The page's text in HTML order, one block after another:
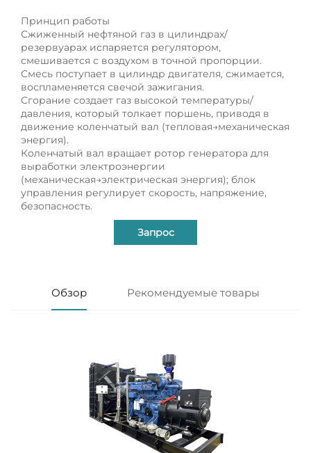
Принцип работы
Сжиженный нефтяной газ в цилиндрах/
резервуарах испаряется регулятором,
смешивается с воздухом в точной пропорции.
Смесь поступает в цилиндр двигателя, сжимается,
воспламеняется свечой зажигания.
Сгорание создает газ высокой температуры/
давления, который толкает поршень, приводя в
движение коленчатый вал (тепловая→механическая
энергия).
Коленчатый вал вращает ротор генератора для
выработки электроэнергии
(механическая→электрическая энергия); блок
управления регулирует скорость, напряжение,
безопасность.
Запрос
Обзор Рекомендуемые товары